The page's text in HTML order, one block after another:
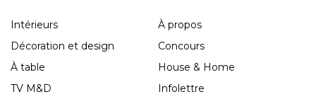
Intérieurs
Décoration et design
À table
TV M&D
À propos
Concours
House & Home
Infolettre